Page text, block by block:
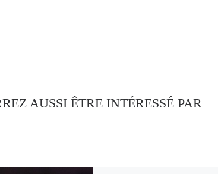
AUSSI ÊTRE INTÉRESSÉ PAR